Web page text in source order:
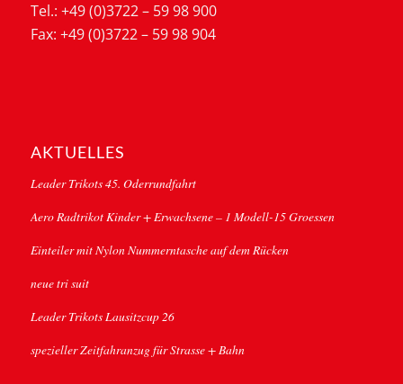
Tel.: +49 (0)3722 – 59 98 900
Fax: +49 (0)3722 – 59 98 904
AKTUELLES
Leader Trikots 45. Oderrundfahrt
Aero Radtrikot Kinder + Erwachsene – 1 Modell-15 Groessen
Einteiler mit Nylon Nummerntasche auf dem Rücken
neue tri suit
Leader Trikots Lausitzcup 26
spezieller Zeitfahranzug für Strasse + Bahn